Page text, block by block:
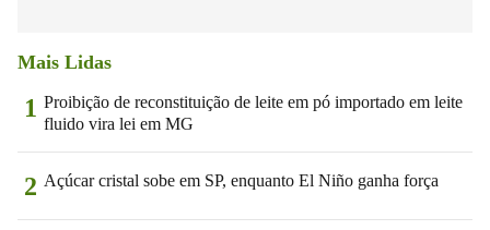
Mais Lidas
1 Proibição de reconstituição de leite em pó importado em leite
fluido vira lei em MG
2 Açúcar cristal sobe em SP, enquanto El Niño ganha força